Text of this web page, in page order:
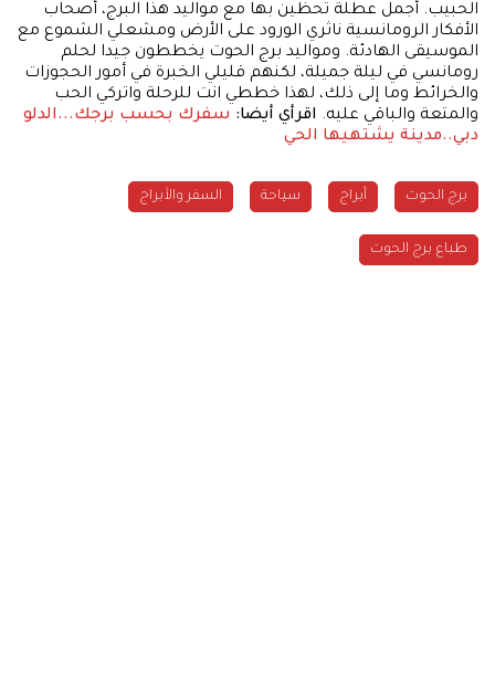
الحبيب. أجمل عطلة تحظين بها مع مواليد هذا البرج، أصحاب
الأفكار الرومانسية ناثري الورود على الأرض ومشعلي الشموع مع
الموسيقى الهادئة. ومواليد برج الحوت يخططون جيدا لحلم
رومانسي في ليلة جميلة، لكنهم قليلي الخبرة في أمور الحجوزات
والخرائط وما إلى ذلك، لهذا خططي انت للرحلة واتركي الحب
والمتعة والباقي عليه. اقرأي أيضا: سفرك بحسب برجك...الدلو
دبي..مدينة يشتهيها الحي
برج الحوت أبراج سياحة السفر والأبراج
طباع برج الحوت